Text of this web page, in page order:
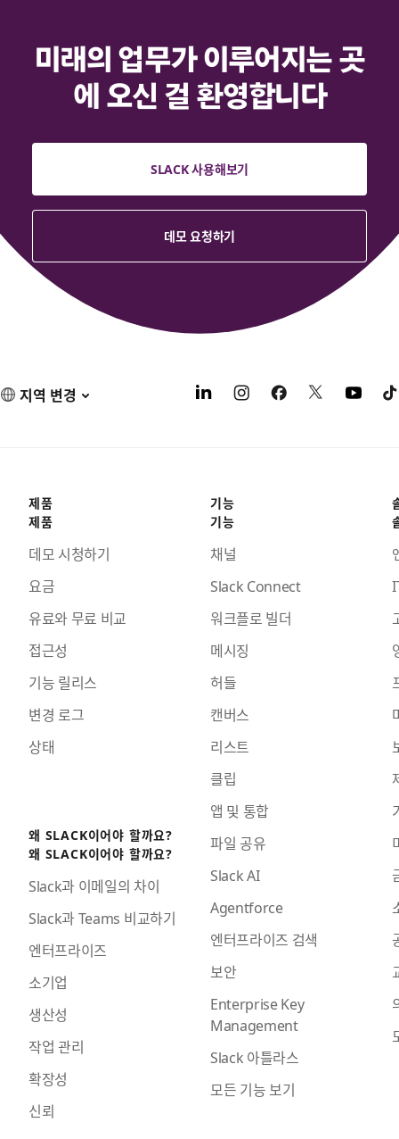
미래의 업무가 이루어지는 곳
에 오신 걸 환영합니다
SLACK 사용해보기
데모 요청하기
지역 변경
제품
제품
데모 시청하기
요금
유료와 무료 비교
접근성
기능 릴리스
변경 로그
상태
왜 SLACK이어야 할까요?
왜 SLACK이어야 할까요?
Slack과 이메일의 차이
Slack과 Teams 비교하기
엔터프라이즈
소기업
생산성
작업 관리
확장성
신뢰
기능
기능
채널
Slack Connect
워크플로 빌더
메시징
허들
캔버스
리스트
클립
앱 및 통합
파일 공유
Slack AI
Agentforce
엔터프라이즈 검색
보안
Enterprise Key
Management
Slack 아틀라스
모든 기능 보기